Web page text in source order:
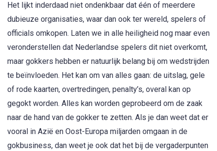
Het lijkt inderdaad niet ondenkbaar dat één of meerdere
dubieuze organisaties, waar dan ook ter wereld, spelers of
officials omkopen. Laten we in alle heiligheid nog maar even
veronderstellen dat Nederlandse spelers dit niet overkomt,
maar gokkers hebben er natuurlijk belang bij om wedstrijden
te beïnvloeden. Het kan om van alles gaan: de uitslag, gele
of rode kaarten, overtredingen, penalty’s, overal kan op
gegokt worden. Alles kan worden geprobeerd om de zaak
naar de hand van de gokker te zetten. Als je dan weet dat er
vooral in Azië en Oost-Europa miljarden omgaan in de
gokbusiness, dan weet je ook dat het bij de vergaderpunten